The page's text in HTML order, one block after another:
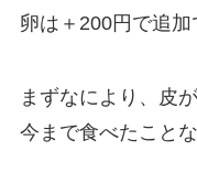
卵は＋200円で追加
まずなにより、皮
今まで食べたこと